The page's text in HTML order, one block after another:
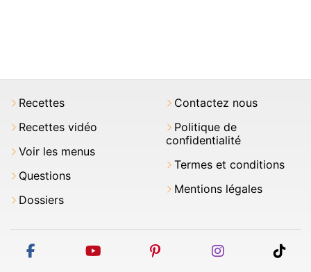
Recettes
Recettes vidéo
Voir les menus
Questions
Dossiers
Contactez nous
Politique de
confidentialité
Termes et conditions
Mentions légales
facebook youtube pinterest instagram